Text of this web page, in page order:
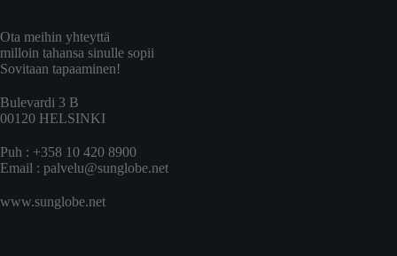
Ota meihin yhteyttä
milloin tahansa sinulle sopii
Sovitaan tapaaminen!
Bulevardi 3 B
00120 HELSINKI
Puh : +358 10 420 8900
Email : palvelu@sunglobe.net
www.sunglobe.net